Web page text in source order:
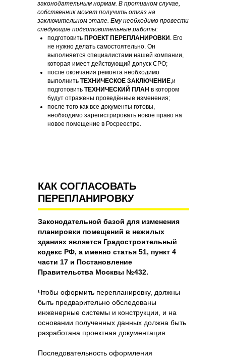
законодательным нормам. В противном случае,
собственник может получить отказ на
заключительном этапе. Ему необходимо провести
следующие подготовительные работы:
подготовить ПРОЕКТ ПЕРЕПЛАНИРОВКИ . Его
не нужно делать самостоятельно. Он
выполняется специалистами нашей компании,
которая имеет действующий допуск СРО;
после окончания ремонта необходимо
выполнить ТЕХНИЧЕСКОЕ ЗАКЛЮЧЕНИЕ,и
подготовить ТЕХНИЧЕСКИЙ ПЛАН в котором
будут отражены проведённые изменения;
после того как все документы готовы,
необходимо зарегистрировать новое право на
новое помещение в Росреестре.
КАК СОГЛАСОВАТЬ
ПЕРЕПЛАНИРОВКУ
Законодательной базой для изменения
планировки помещений в нежилых
зданиях является Градостроительный
кодекс РФ, а именно статья 51, пункт 4
части 17 и Постановление
Правительства Москвы №432.
Чтобы оформить перепланировку, должны
быть предварительно обследованы
инженерные системы и конструкции, и на
основании полученных данных должна быть
разработана проектная документация.
Последовательность оформления